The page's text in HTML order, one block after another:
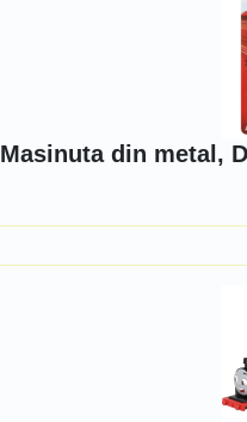
Masinuta din metal,